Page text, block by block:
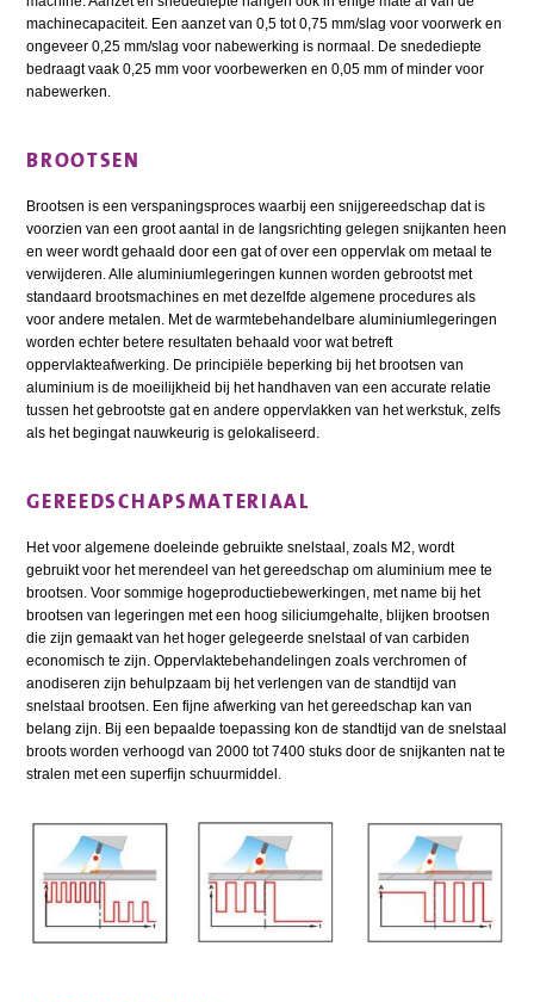
machinecapaciteit. Een aanzet van 0,5 tot 0,75 mm/slag voor voorwerk en
ongeveer 0,25 mm/slag voor nabewerking is normaal. De snedediepte
bedraagt vaak 0,25 mm voor voorbewerken en 0,05 mm of minder voor
nabewerken.
BROOTSEN
Brootsen is een verspaningsproces waarbij een snijgereedschap dat is
voorzien van een groot aantal in de langsrichting gelegen snijkanten heen
en weer wordt gehaald door een gat of over een oppervlak om metaal te
verwijderen. Alle aluminiumlegeringen kunnen worden gebrootst met
standaard brootsmachines en met dezelfde algemene procedures als
voor andere metalen. Met de warmtebehandelbare aluminiumlegeringen
worden echter betere resultaten behaald voor wat betreft
oppervlakteafwerking. De principiële beperking bij het brootsen van
aluminium is de moeilijkheid bij het handhaven van een accurate relatie
tussen het gebrootste gat en andere oppervlakken van het werkstuk, zelfs
als het begingat nauwkeurig is gelokaliseerd.
GEREEDSCHAPSMATERIAAL
Het voor algemene doeleinde gebruikte snelstaal, zoals M2, wordt
gebruikt voor het merendeel van het gereedschap om aluminium mee te
brootsen. Voor sommige hogeproductiebewerkingen, met name bij het
brootsen van legeringen met een hoog siliciumgehalte, blijken brootsen
die zijn gemaakt van het hoger gelegeerde snelstaal of van carbiden
economisch te zijn. Oppervlaktebehandelingen zoals verchromen of
anodiseren zijn behulpzaam bij het verlengen van de standtijd van
snelstaal brootsen. Een fijne afwerking van het gereedschap kan van
belang zijn. Bij een bepaalde toepassing kon de standtijd van de snelstaal
broots worden verhoogd van 2000 tot 7400 stuks door de snijkanten nat te
stralen met een superfijn schuurmiddel.